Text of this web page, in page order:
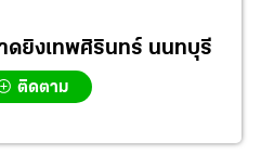
ดยิงเทพศิรินทร์ นนทบุรี
ติดตาม